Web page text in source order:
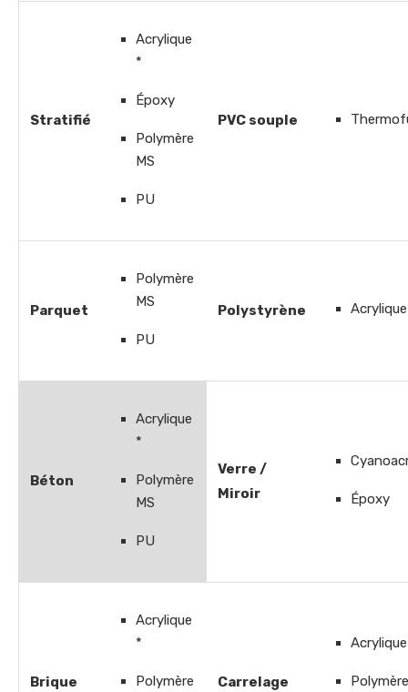
Stratifié
Acrylique
*
Époxy
Polymère
MS
PU
PVC souple
Parquet
Polymère
MS
PU
Polystyrène Acrylique
Béton
Acrylique
*
Polymère
MS
PU
Verre /
Miroir
Époxy
Brique
Acrylique
*
Polymère Carrelage
Acrylique